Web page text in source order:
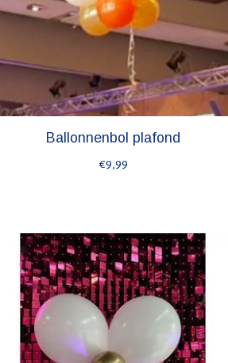
Ballonnenbol plafond
€9,99